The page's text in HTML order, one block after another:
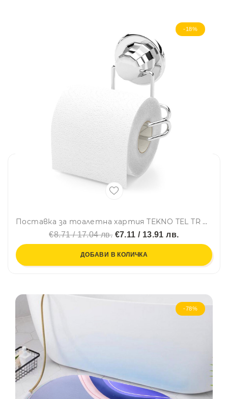
-18%
Поставка за тоалетна хартия TEKNO TEL TR DM 271, 13х9 см, Вакуум, Хром
€8.71 / 17.04 лв.€7.11 / 13.91 лв.
ДОБАВИ В КОЛИЧКА
-78%